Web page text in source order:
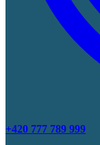
+420 777 789 999